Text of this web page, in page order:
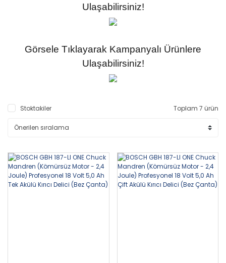
Ulaşabilirsiniz!
Görsele Tıklayarak Kampanyalı Ürünlere
Ulaşabilirsiniz!
Stoktakiler Toplam 7 ürün